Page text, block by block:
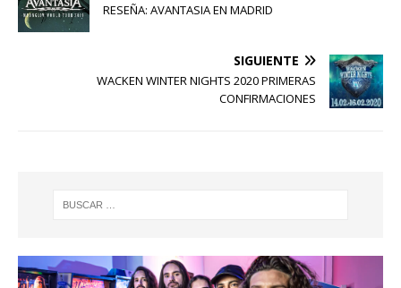
RESEÑA: AVANTASIA EN MADRID
SIGUIENTE
WACKEN WINTER NIGHTS 2020 PRIMERAS
CONFIRMACIONES